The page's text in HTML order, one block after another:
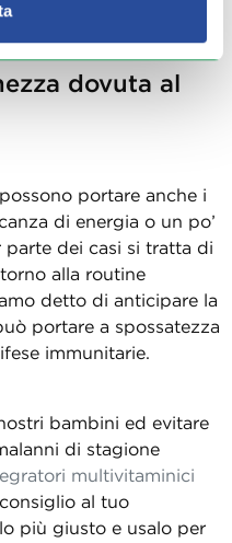
dovuta al
portare anche i
di energia o un po’
dei casi si tratta di
alla routine
detto di anticipare la
portare a spossatezza
immunitarie.
bambini ed evitare
di stagione
multivitaminici
al tuo
più giusto e usalo per